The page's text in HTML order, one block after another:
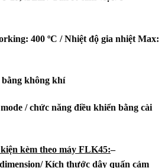
400 ºC / Nhiệt độ gia nhiệt Max:
không khí
/ chức năng điều khiển bằng cài
kèm theo máy FLK45:–
Kích thước dây quấn cảm